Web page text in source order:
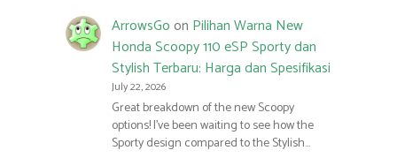
ArrowsGoon Pilihan Warna New
Honda Scoopy 110 eSP Sporty dan
Stylish Terbaru: Harga dan Spesifikasi
July 22, 2026
Great breakdown of the new Scoopy
options! I’ve been waiting to see how the
Sporty design compared to the Stylish…